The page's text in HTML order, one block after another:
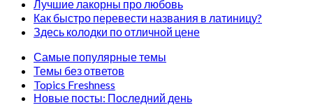
Лучшие лакорны про любовь
Как быстро перевести названия в латиницу?
Здесь колодки по отличной цене
Самые популярные темы
Темы без ответов
Topics Freshness
Новые посты: Последний день